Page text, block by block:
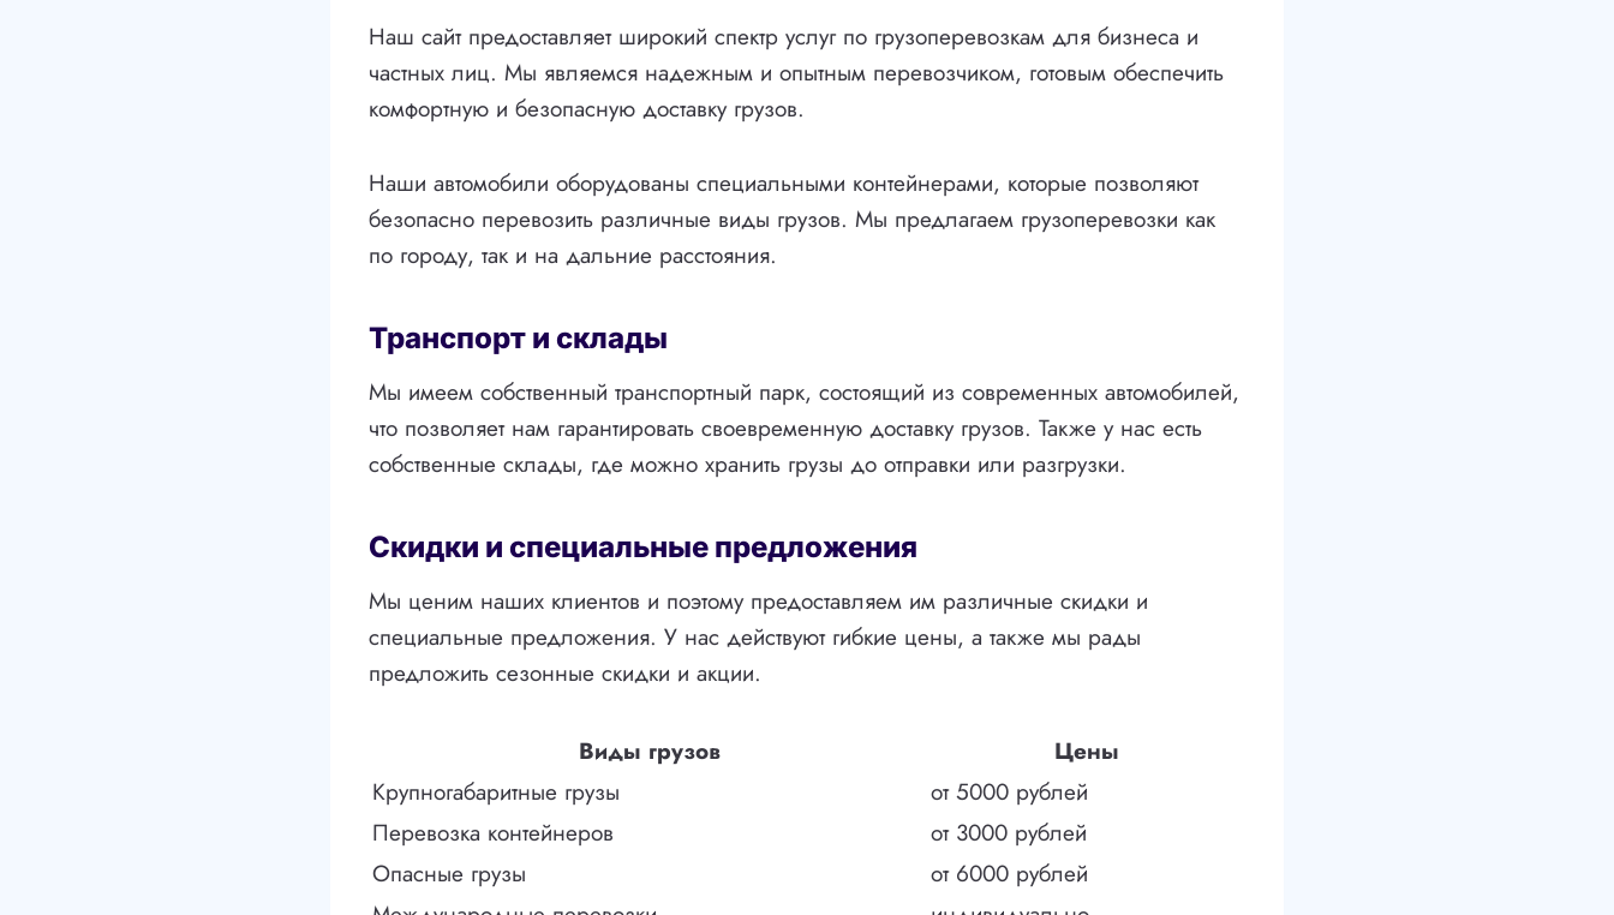
Наш сайт предоставляет широкий спектр услуг по грузоперевозкам для бизнеса и
частных лиц. Мы являемся надежным и опытным перевозчиком, готовым обеспечить
комфортную и безопасную доставку грузов.
Наши автомобили оборудованы специальными контейнерами, которые позволяют
безопасно перевозить различные виды грузов. Мы предлагаем грузоперевозки как
по городу, так и на дальние расстояния.
Транспорт и склады
Мы имеем собственный транспортный парк, состоящий из современных автомобилей,
что позволяет нам гарантировать своевременную доставку грузов. Также у нас есть
собственные склады, где можно хранить грузы до отправки или разгрузки.
Скидки и специальные предложения
Мы ценим наших клиентов и поэтому предоставляем им различные скидки и
специальные предложения. У нас действуют гибкие цены, а также мы рады
предложить сезонные скидки и акции.
Виды грузов
Цены
Крупногабаритные грузы
от 5000 рублей
Перевозка контейнеров
от 3000 рублей
Опасные грузы
от 6000 рублей